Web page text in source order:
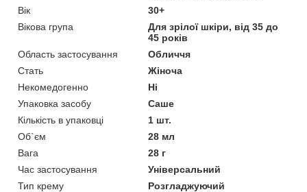
Вік
30+
Вікова група
Для зрілої шкіри, від 35 до
45 років
Область застосування
Обличчя
Стать
Жіноча
Некомедогенно
Ні
Упаковка засобу
Саше
Кількість в упаковці
1 шт.
Об`єм
28 мл
Вага
28 г
Час застосування
Універсальний
Тип крему
Розгладжуючий